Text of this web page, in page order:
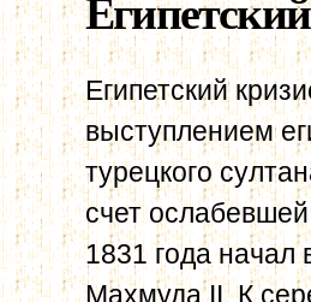
Египетский
выступлением
турецкого
счет
1831 года начал
Махмуда II. К